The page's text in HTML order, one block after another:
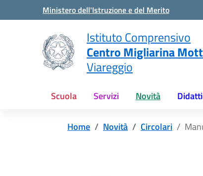
Vai ai contenuti
Vai al menu di navigazione
Ministero dell'Istruzione e del Merito
Istituto Comprensivo
Centro Migliarina
Viareggio
Scuola Servizi Novità
Home Novità Circolari